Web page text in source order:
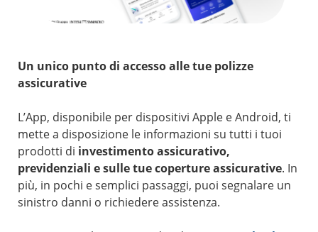
Un unico punto di accesso alle tue polizze
assicurative
L’App, disponibile per dispositivi Apple e Android, ti
mette a disposizione le informazioni su tutti i tuoi
prodotti di investimento assicurativo,
previdenziali e sulle tue coperture assicurative. In
più, in pochi e semplici passaggi, puoi segnalare un
sinistro danni o richiedere assistenza.